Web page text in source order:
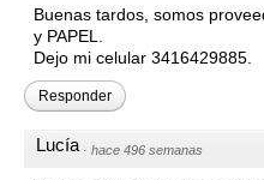
Buenas tardos, somos
y PAPEL.
Dejo mi celular 3416429885.
Responder
Lucía · hace 496 semanas